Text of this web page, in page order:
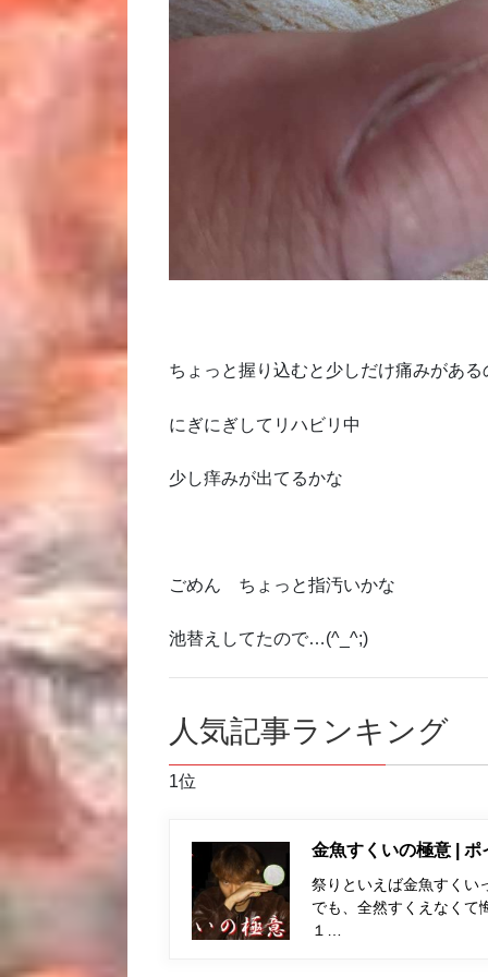
ちょっと握り込むと少しだけ痛みがある
にぎにぎしてリハビリ中
少し痒みが出てるかな
ごめん ちょっと指汚いかな
池替えしてたので…(^_^;)
人気記事ランキング
1位
金魚すくいの極意 |
祭りといえば金魚すくい
でも、全然すくえなくて
１…